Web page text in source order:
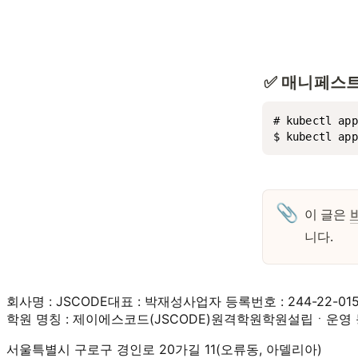
✅ 매니페스
# kubectl
$ kubectl
📎 이 글은
니다.
회사명 : JSCODE대표 : 박재성사업자 등록번호 : 244-22-
학원 명칭 : 제이에스코드(JSCODE)원격학원학원설립ㆍ운
서울특별시 구로구 경인로 20가길 11(오류동, 아델리아)